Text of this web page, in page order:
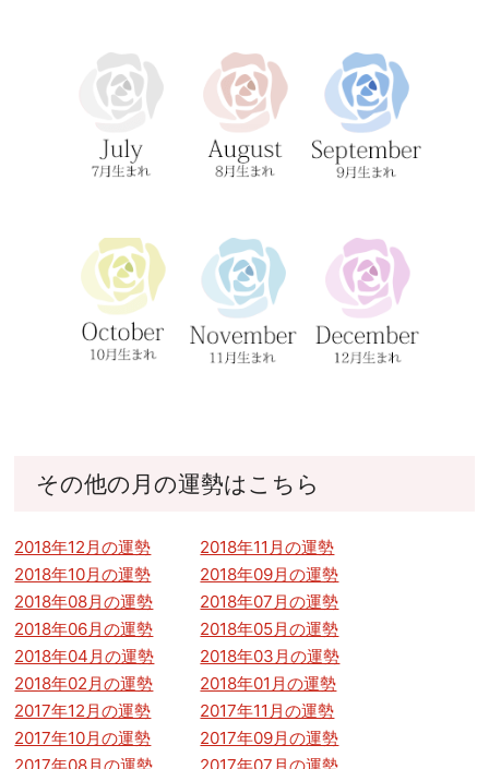
その他の月の運勢はこちら
2018年12月の運勢
2018年11月の運勢
2018年10月の運勢
2018年09月の運勢
2018年08月の運勢
2018年07月の運勢
2018年06月の運勢
2018年05月の運勢
2018年04月の運勢
2018年03月の運勢
2018年02月の運勢
2018年01月の運勢
2017年12月の運勢
2017年11月の運勢
2017年10月の運勢
2017年09月の運勢
2017年08月の運勢
2017年07月の運勢